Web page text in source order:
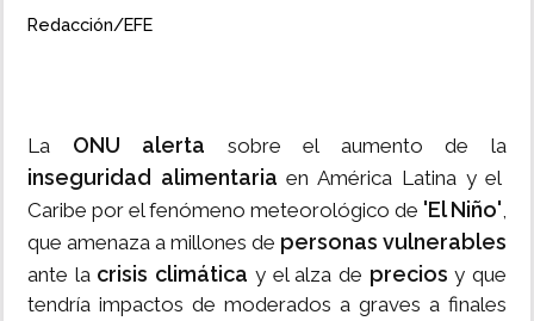
Redacción/EFE
La ONU alerta sobre el aumento de la
inseguridad alimentariaen América Latina y el
Caribe por el fenómeno meteorológico de 'El Niño',
que amenaza a millones de personas vulnerables
ante lacrisis climática y el alza de precios y que
tendría impactos de moderados a graves a finales